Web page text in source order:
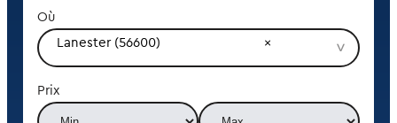
Où
Lanester (56600)
Prix